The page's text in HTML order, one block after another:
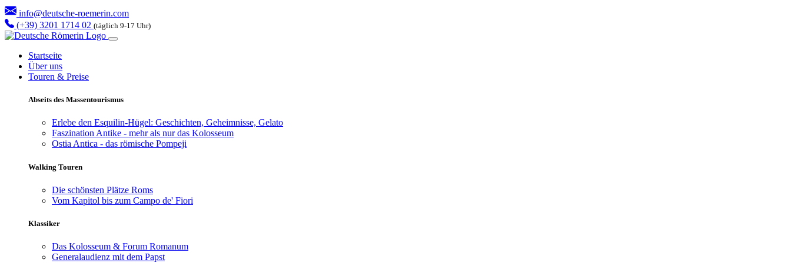
info@deutsche-roemerin.com
(+39) 3201 1714 02 (täglich 9-17 Uhr)
Startseite
Über uns
Touren & Preise
Abseits des Massentourismus
Erlebe den Esquilin-Hügel: Geschichten, Geheimnisse, Gelato
Faszination Antike - mehr als nur das Kolosseum
Ostia Antica - das römische Pompeji
Walking Touren
Die schönsten Plätze Roms
Vom Kapitol bis zum Campo de' Fiori
Klassiker
Das Kolosseum & Forum Romanum
Generalaudienz mit dem Papst